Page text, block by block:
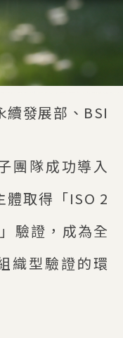
發展部、BSI
團隊成功導入
體取得「ISO 2
驗證，成為全
織型驗證的環